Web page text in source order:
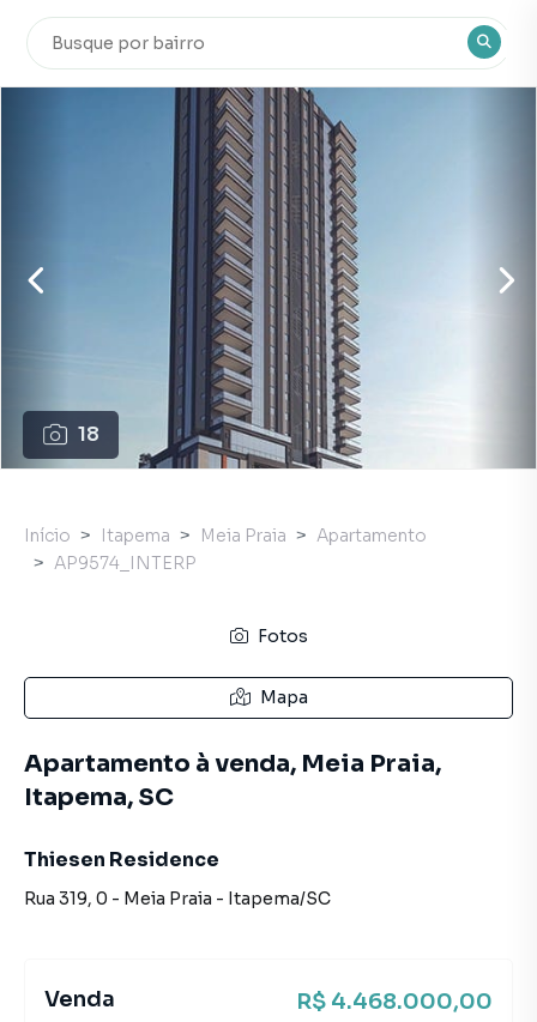
18
Início Itapema Meia Praia
Apartamento
AP9574_INTERP
Fotos
Mapa
Apartamento à venda, Meia Praia,
Itapema, SC
Thiesen Residence
Rua 319, 0 - Meia Praia - Itapema/SC
Venda R$ 4.468.000,00